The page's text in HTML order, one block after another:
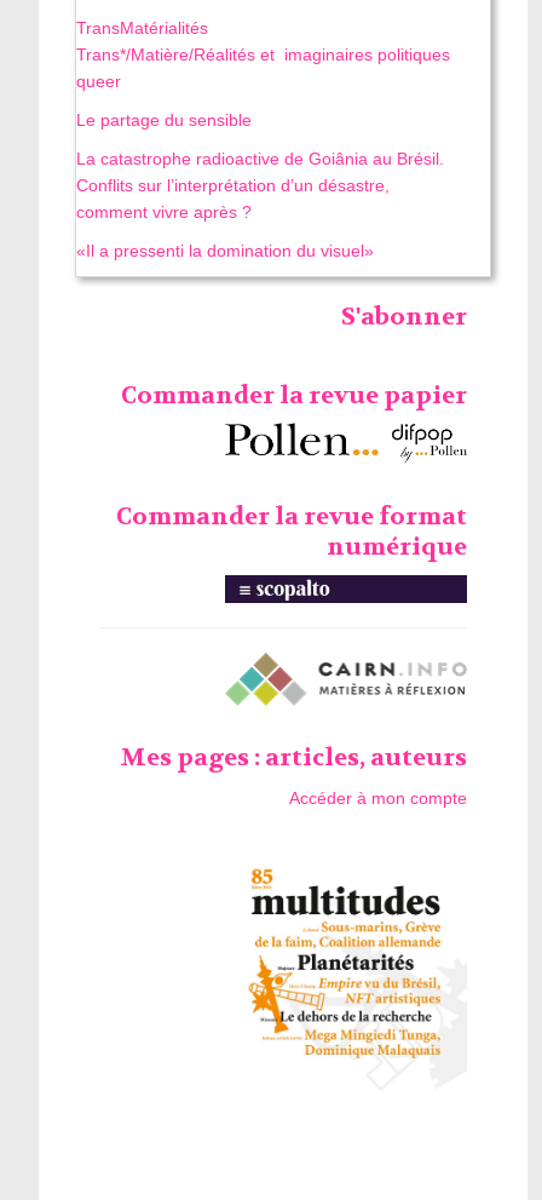
TransMatérialités
Trans*/Matière/Réalités et imaginaires politiques
queer
Le partage du sensible
La catastrophe radioactive de Goiânia au Brésil.
Conflits sur l’interprétation d’un désastre,
comment vivre après ?
«Il a pressenti la domination du visuel»
S'abonner
Commander la revue papier
Commander la revue format
numérique
Mes pages : articles, auteurs
Accéder à mon compte